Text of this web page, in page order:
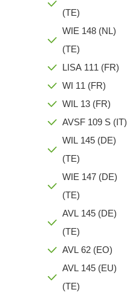
(TE)
WIE 148 (NL)
(TE)
LISA 111 (FR)
WI 11 (FR)
WIL 13 (FR)
AVSF 109 S (IT)
WIL 145 (DE)
(TE)
WIE 147 (DE)
(TE)
AVL 145 (DE)
(TE)
AVL 62 (EO)
AVL 145 (EU)
(TE)